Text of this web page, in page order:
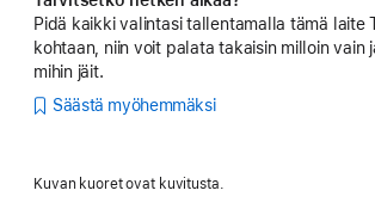
Pidä kaikki valintasi tallentamalla tämä laite
kohtaan, niin voit palata takaisin milloin vain
mihin jäit.
Säästä myöhemmäksi
Kuvan kuoret ovat kuvitusta.